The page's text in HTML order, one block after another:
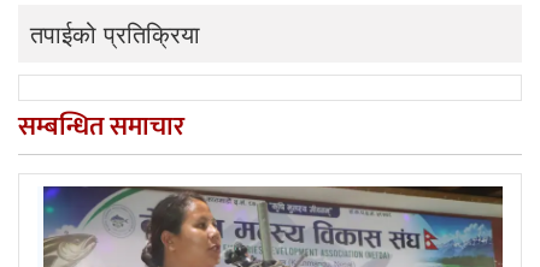
तपाईको प्रतिक्रिया
सम्बन्धित समाचार